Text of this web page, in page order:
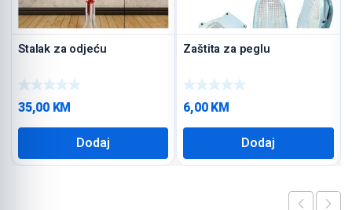
Stalak za odjeću
35,00 KM
Dodaj
Zaštita za peglu
6,00KM
Dodaj